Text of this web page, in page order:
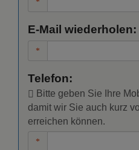
E-Mail wiederholen:
Telefon:
Bitte geben Sie Ihre
damit wir Sie auch kurz
erreichen können.